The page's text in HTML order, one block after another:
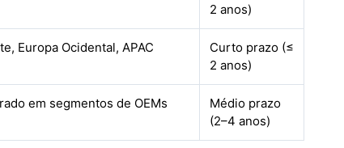
2 anos)
Europa Ocidental, APAC
Curto prazo (≤
2 anos)
em segmentos de OEMs
Médio prazo
(2–4 anos)